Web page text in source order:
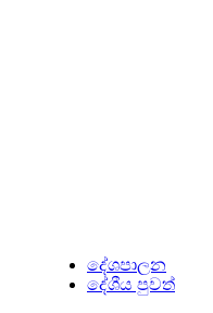
දේශපාලන
දේශීය පුවත්